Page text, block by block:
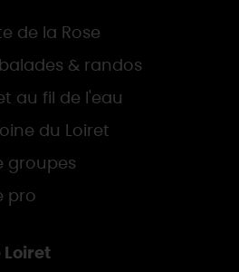
de la Rose
& randos
au fil de l'eau
du Loiret
groupes
pro
Loiret